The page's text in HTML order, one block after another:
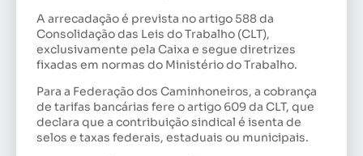
A arrecadação é prevista no artigo 588 da
Consolidação das Leis do Trabalho (CLT),
exclusivamente pela Caixa e segue diretrizes
fixadas em normas do Ministério do Trabalho.
Para a Federação dos Caminhoneiros, a cobrança
de tarifas bancárias fere o artigo 609 da CLT, que
declara que a contribuição sindical é isenta de
selos e taxas federais, estaduais ou municipais.